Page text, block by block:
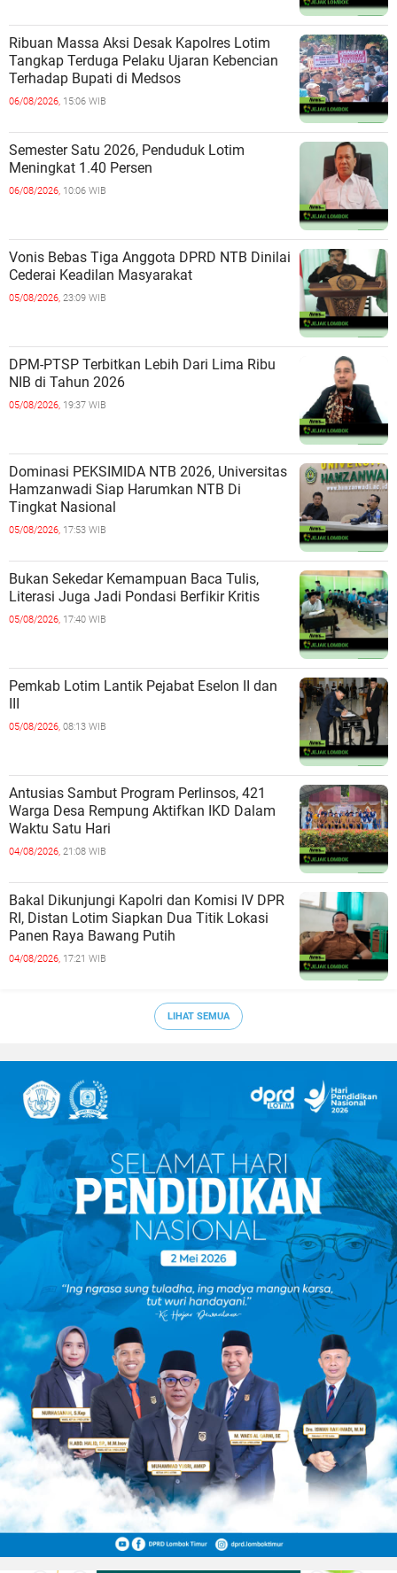
Ribuan Massa Aksi Desak Kapolres Lotim
Tangkap Terduga Pelaku Ujaran Kebencian
Terhadap Bupati di Medsos
06/08/2026, 15:06 WIB
Semester Satu 2026, Penduduk Lotim
Meningkat 1.40 Persen
06/08/2026, 10:06 WIB
Vonis Bebas Tiga Anggota DPRD NTB Dinilai
Cederai Keadilan Masyarakat
05/08/2026, 23:09 WIB
DPM-PTSP Terbitkan Lebih Dari Lima Ribu
NIB di Tahun 2026
05/08/2026, 19:37 WIB
Dominasi PEKSIMIDA NTB 2026, Universitas
Hamzanwadi Siap Harumkan NTB Di
Tingkat Nasional
05/08/2026, 17:53 WIB
Bukan Sekedar Kemampuan Baca Tulis,
Literasi Juga Jadi Pondasi Berfikir Kritis
05/08/2026, 17:40 WIB
Pemkab Lotim Lantik Pejabat Eselon II dan
05/08/2026, 08:13 WIB
Antusias Sambut Program Perlinsos, 421
Warga Desa Rempung Aktifkan IKD Dalam
Waktu Satu Hari
04/08/2026, 21:08 WIB
Bakal Dikunjungi Kapolri dan Komisi IV DPR
RI, Distan Lotim Siapkan Dua Titik Lokasi
Panen Raya Bawang Putih
04/08/2026, 17:21 WIB
LIHAT SEMUA